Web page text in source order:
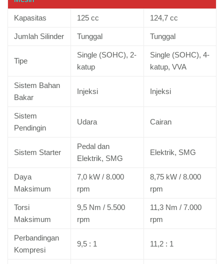
Kapasitas 125 cc 124,7 cc
Jumlah Silinder Tunggal Tunggal
Tipe
Single (SOHC), 2-
katup
Single (SOHC), 4-
katup, VVA
Sistem Bahan
Bakar
Injeksi Injeksi
Sistem
Pendingin
Udara Cairan
Sistem Starter
Pedal dan
Elektrik, SMG
Elektrik, SMG
Daya
Maksimum
7,0 kW / 8.000
rpm
8,75 kW / 8.000
rpm
Torsi
Maksimum
9,5 Nm / 5.500
rpm
11,3 Nm / 7.000
rpm
Perbandingan
Kompresi
9,5 : 1 11,2 : 1